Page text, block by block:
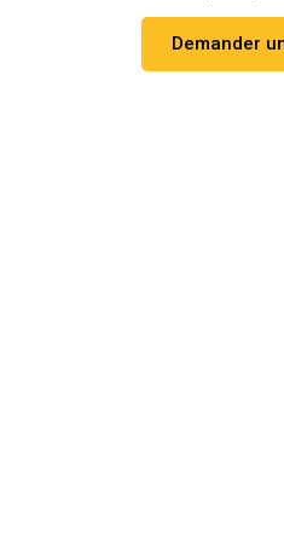
Demander